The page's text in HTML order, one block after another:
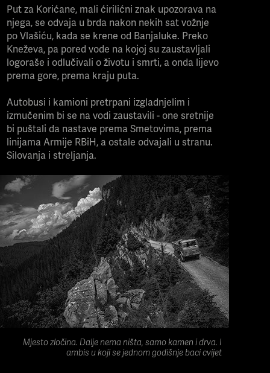
Put za Korićane, mali ćirilićni znak upozorava na
njega, se odvaja u brda nakon nekih sat vožnje
po Vlašiću, kada se krene od Banjaluke. Preko
Kneževa, pa pored vode na kojoj su zaustavljali
logoraše i odlučivali o životu i smrti, a onda lijevo
prema gore, prema kraju puta.
Autobusi i kamioni pretrpani izgladnjelim i
izmučenim bi se na vodi zaustavili - one sretnije
bi puštali da nastave prema Smetovima, prema
linijama Armije RBiH, a ostale odvajali u stranu.
Silovanja i streljanja.
Prema svjedočanstvima, presudama i nađenim
kostima, preko dvije stotine duša je pod
pratnjom interventnog voda prijedorske policije
odvedeno prema Korićanima, da se nikada ne
vrate.
Mjesto zločina. Dalje nema ništa, samo kamen i drva. I
ambis u koji se jednom godišnje baci cvijet